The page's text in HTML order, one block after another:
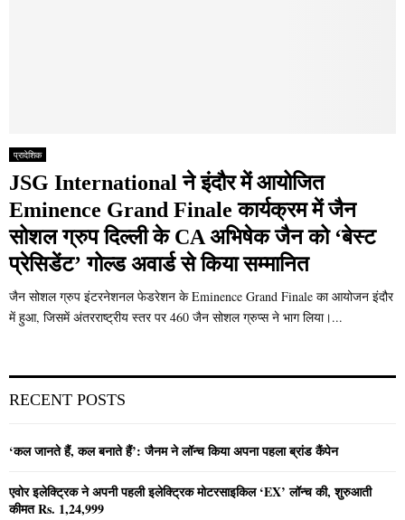
प्रादेशिक
JSG International ने इंदौर में आयोजित
Eminence Grand Finale कार्यक्रम में जैन
सोशल ग्रुप दिल्ली के CA अभिषेक जैन को ‘बेस्ट
प्रेसिडेंट’ गोल्ड अवार्ड से किया सम्मानित
जैन सोशल ग्रुप इंटरनेशनल फेडरेशन के Eminence Grand Finale का आयोजन इंदौर
में हुआ, जिसमें अंतरराष्ट्रीय स्तर पर 460 जैन सोशल ग्रुप्स ने भाग लिया।...
RECENT POSTS
‘कल जानते हैं, कल बनाते हैं’: जैनम ने लॉन्च किया अपना पहला ब्रांड कैंपेन
एवोर इलेक्ट्रिक ने अपनी पहली इलेक्ट्रिक मोटरसाइकिल ‘EX’ लॉन्च की, शुरुआती
कीमत Rs. 1,24,999